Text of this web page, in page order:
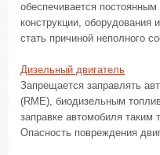
обеспечивается
конструкции,
стать причиной неполного
Дизельный двигатель
Запрещается заправлять
(RME), биодизельным
заправке автомобиля таким
Опасность повреждения